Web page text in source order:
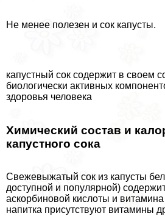
Не менее полезен и сок капусты.
капустный сок содержит в своем
биологически активных
здоровья человека
Химический состав и
капустного сока
Свежевыжатый сок из капусты
доступной и популярной)
аскорбиновой кислоты и
напитка присутствуют витамины